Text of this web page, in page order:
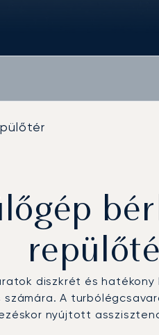
diszkrét és hatékony
A
nyújtott